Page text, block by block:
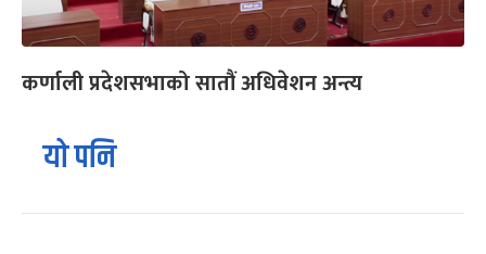
कर्णाली प्रदेशसभाको सातौं अधिवेशन अन्त्य
यो पनि